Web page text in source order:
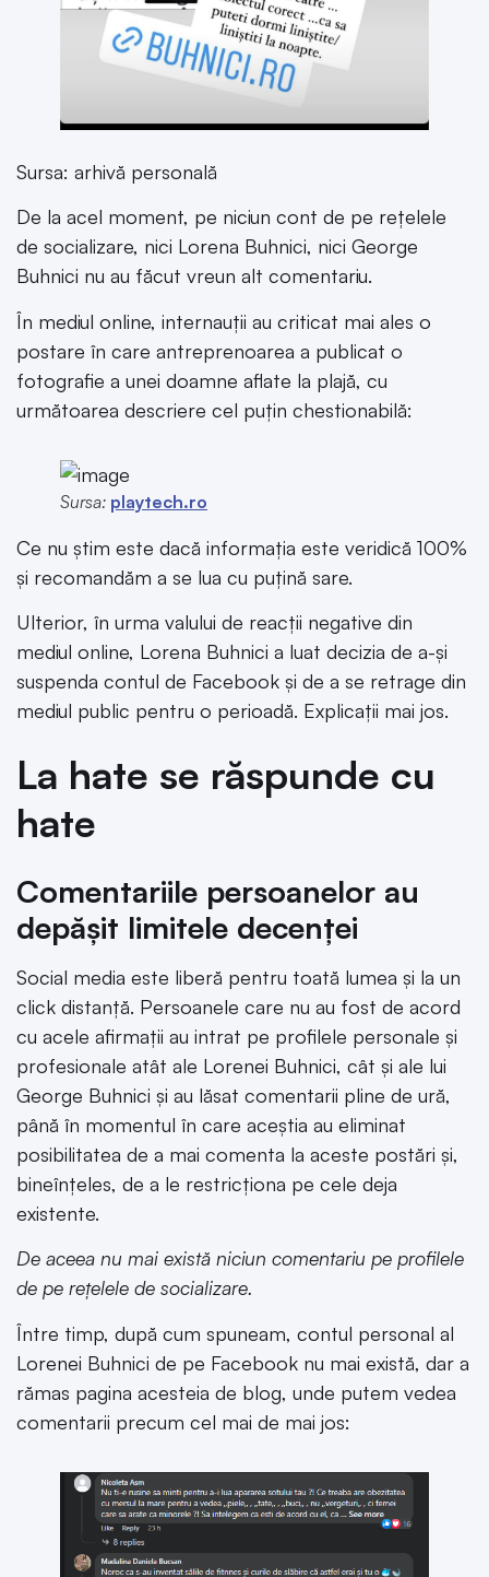
Sursa: arhivă personală
De la acel moment, pe niciun cont de pe rețelele
de socializare, nici Lorena Buhnici, nici George
Buhnici nu au făcut vreun alt comentariu.
În mediul online, internauții au criticat mai ales o
postare în care antreprenoarea a publicat o
fotografie a unei doamne aflate la plajă, cu
următoarea descriere cel puțin chestionabilă:
Sursa: playtech.ro
Ce nu știm este dacă informația este veridică 100%
și recomandăm a se lua cu puțină sare.
Ulterior, în urma valului de reacții negative din
mediul online, Lorena Buhnici a luat decizia de a-și
suspenda contul de Facebook și de a se retrage din
mediul public pentru o perioadă. Explicații mai jos.
La hate se răspunde cu
hate
Comentariile persoanelor au
depășit limitele decenței
Social media este liberă pentru toată lumea și la un
click distanță. Persoanele care nu au fost de acord
cu acele afirmații au intrat pe profilele personale și
profesionale atât ale Lorenei Buhnici, cât și ale lui
George Buhnici și au lăsat comentarii pline de ură,
până în momentul în care aceștia au eliminat
posibilitatea de a mai comenta la aceste postări și,
bineînțeles, de a le restricționa pe cele deja
existente.
De aceea nu mai există niciun comentariu pe profilele
de pe rețelele de socializare.
Între timp, după cum spuneam, contul personal al
Lorenei Buhnici de pe Facebook nu mai există, dar a
rămas pagina acesteia de blog, unde putem vedea
comentarii precum cel mai de mai jos: